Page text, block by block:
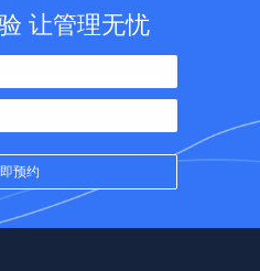
让管理无忧